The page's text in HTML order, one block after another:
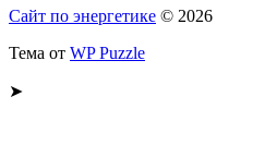
Сайт по энергетике © 2026
Тема от WP Puzzle
➤